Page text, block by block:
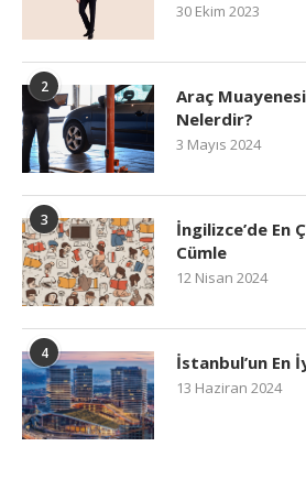
30 Ekim 2023
2
Araç
Nelerdir?
3 Mayıs 2024
3
İngilizce’de En
Cümle
12 Nisan 2024
4 İstanbul’un En
13 Haziran 2024